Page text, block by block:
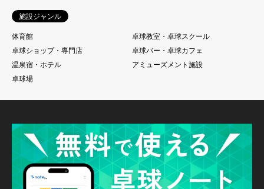
施設ジャンル
体育館
卓球教室・卓球スクール
卓球ショップ・専門店
卓球バー・卓球カフェ
温泉宿・ホテル
アミューズメント施設
卓球場